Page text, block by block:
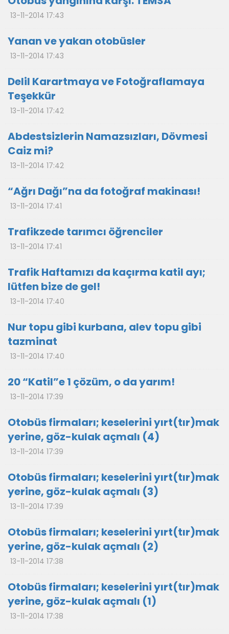
13-11-2014 17:43
Yanan ve yakan otobüsler
13-11-2014 17:43
Delil Karartmaya ve Fotoğraflamaya
Teşekkür
13-11-2014 17:42
Abdestsizlerin Namazsızları, Dövmesi
Caiz mi?
13-11-2014 17:42
“Ağrı Dağı”na da fotoğraf makinası!
13-11-2014 17:41
Trafikzede tarımcı öğrenciler
13-11-2014 17:41
Trafik Haftamızı da kaçırma katil ayı;
lütfen bize de gel!
13-11-2014 17:40
Nur topu gibi kurbana, alev topu gibi
tazminat
13-11-2014 17:40
20 “Katil”e 1 çözüm, o da yarım!
13-11-2014 17:39
Otobüs firmaları; keselerini yırt(tır)mak
yerine, göz-kulak açmalı (4)
13-11-2014 17:39
Otobüs firmaları; keselerini yırt(tır)mak
yerine, göz-kulak açmalı (3)
13-11-2014 17:39
Otobüs firmaları; keselerini yırt(tır)mak
yerine, göz-kulak açmalı (2)
13-11-2014 17:38
Otobüs firmaları; keselerini yırt(tır)mak
yerine, göz-kulak açmalı (1)
13-11-2014 17:38